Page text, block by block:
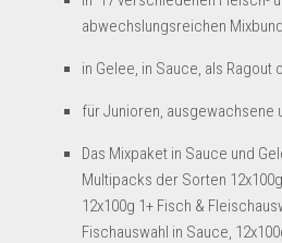
abwechslungsreichen
in Gelee, in Sauce, als Ragout
für Junioren, ausgewachsene
Das Mixpaket in Sauce und
Multipacks der Sorten
12x100g 1+ Fisch &
Fischauswahl in Sauce,